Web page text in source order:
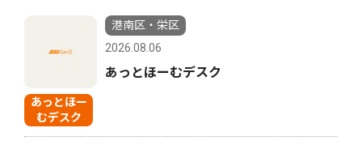
あっとほー
むデスク
港南区・栄区
2026.08.06
あっとほーむデスク